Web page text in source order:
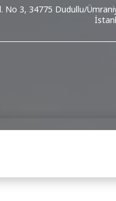
No 3, 34775 Dudullu/